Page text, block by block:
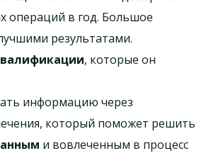
операций в год. Большое
результатами.
, которые он
информацию через
который поможет решить
и вовлеченным в процесс